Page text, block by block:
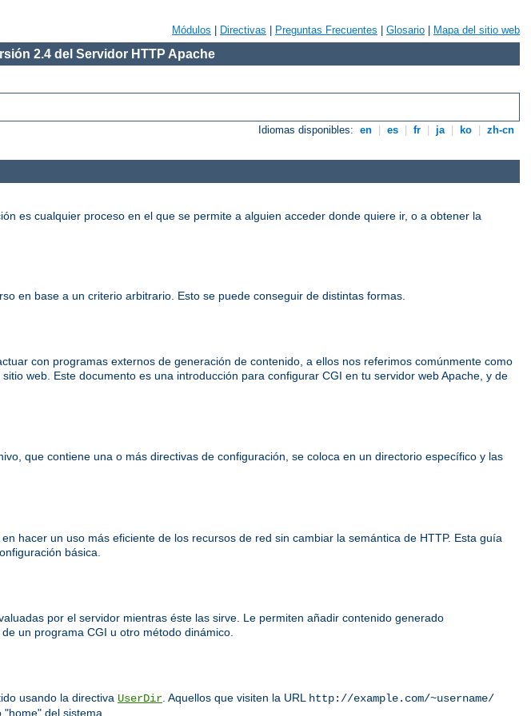
Módulos Directivas Preguntas Frecuentes Glosario Mapa del sitio web
2.4 del Servidor HTTP Apache
Idiomas disponibles: en es fr ja ko zh-cn
es cualquier proceso en el que se permite a alguien acceder donde quiere ir, o a obtener la
en base a un criterio arbitrario. Esto se puede conseguir de distintas formas.
con programas externos de generación de contenido, a ellos nos referimos comúnmente como
web. Este documento es una introducción para configurar CGI en tu servidor web Apache, y de
que contiene una o más directivas de configuración, se coloca en un directorio específico y las
hacer un uso más eficiente de los recursos de red sin cambiar la semántica de HTTP. Esta guía
básica.
por el servidor mientras éste las sirve. Le permiten añadir contenido generado
un programa CGI u otro método dinámico.
usando la directiva UserDir . Aquellos que visiten la URL
http://example.com/~username/
del sistema.